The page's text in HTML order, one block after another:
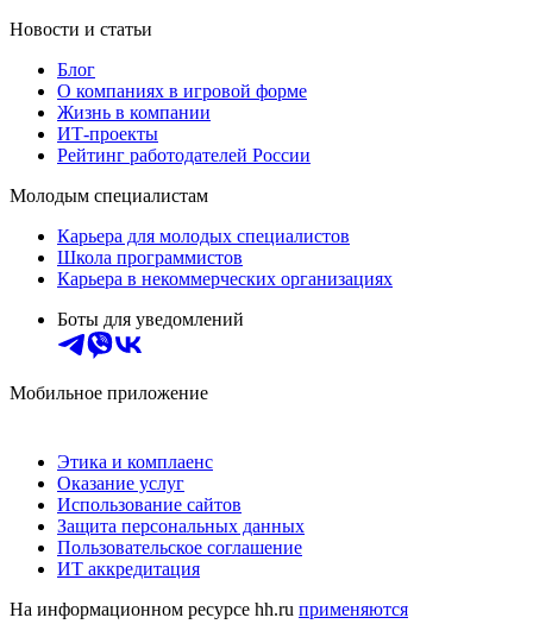
Новости и статьи
Блог
О компаниях в игровой форме
Жизнь в компании
ИТ-проекты
Рейтинг работодателей России
Молодым специалистам
Карьера для молодых специалистов
Школа программистов
Карьера в некоммерческих организациях
Боты для уведомлений
Мобильное приложение
Этика и комплаенс
Оказание услуг
Использование сайтов
Защита персональных данных
Пользовательское соглашение
ИТ аккредитация
На информационном ресурсе hh.ru применяются